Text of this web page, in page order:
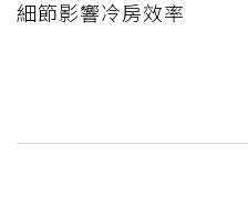
細節影響冷房效率